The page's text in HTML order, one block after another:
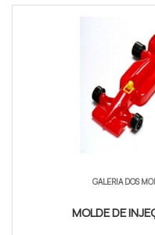
GALERIA DOS
MOLDE DE